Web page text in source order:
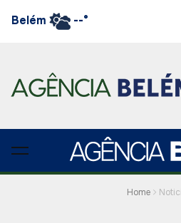
Belém --°
Home